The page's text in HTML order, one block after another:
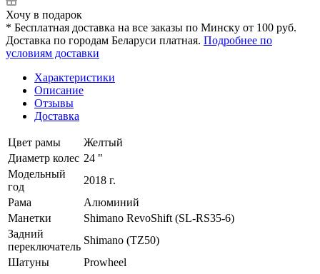
Хочу в подарок
* Бесплатная доставка на все заказы по Минску от 100 руб.
Доставка по городам Беларуси платная. Подробнее по
условиям доставки
Характеристики
Описание
Отзывы
Доставка
Цвет рамы
Желтый
Диаметр колес 24 "
Модельный
год
2018 г.
Рама
Алюминий
Манетки
Shimano RevoShift (SL-RS35-6)
Задний
переключатель
Shimano (TZ50)
Шатуны
Prowheel